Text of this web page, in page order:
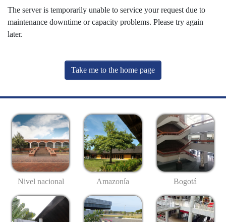
The server is temporarily unable to service your request due to
maintenance downtime or capacity problems. Please try again
later.
Take me to the home page
Nivel nacional Amazonía Bogotá